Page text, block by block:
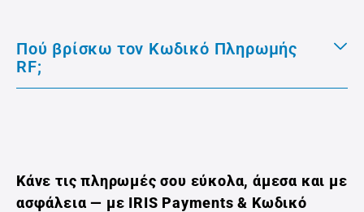
Πού βρίσκω τον Κωδικό Πληρωμής
RF;
Κάνε τις πληρωμές σου εύκολα, άμεσα και με
ασφάλεια — με IRIS Payments & Κωδικό